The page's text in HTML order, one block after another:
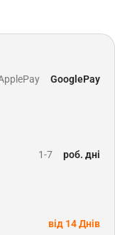
GooglePay
1-7 роб. дні
від 14 Днів